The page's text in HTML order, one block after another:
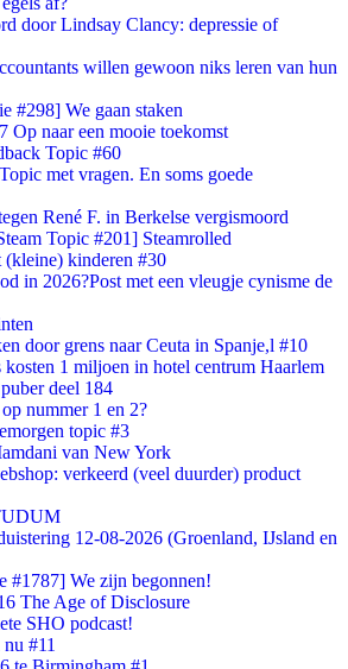
door Lindsay Clancy: depressie of
willen gewoon niks leren van hun
#298] We gaan staken
Op naar een mooie toekomst
Topic #60
met vragen. En soms goede
René F. in Berkelse vergismoord
Topic #201] Steamrolled
(kleine) kinderen #30
in 2026?Post met een vleugje cynisme de
door grens naar Ceuta in Spanje,l #10
kosten 1 miljoen in hotel centrum Haarlem
deel 184
nummer 1 en 2?
topic #3
van New York
verkeerd (veel duurder) product
12-08-2026 (Groenland, IJsland en
#1787] We zijn begonnen!
The Age of Disclosure
SHO podcast!
#11